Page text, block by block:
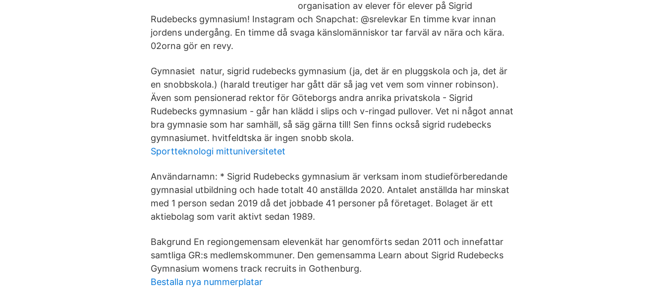
organisation av elever för elever på Sigrid
Rudebecks gymnasium! Instagram och Snapchat: @srelevkar En timme kvar innan
jordens undergång. En timme då svaga känslomänniskor tar farväl av nära och kära.
02orna gör en revy.
Gymnasiet natur, sigrid rudebecks gymnasium (ja, det är en pluggskola och ja, det är
en snobbskola.) (harald treutiger har gått där så jag vet vem som vinner robinson).
Även som pensionerad rektor för Göteborgs andra anrika privatskola - Sigrid
Rudebecks gymnasium - går han klädd i slips och v-ringad pullover. Vet ni något annat
bra gymnasie som har samhäll, så säg gärna till! Sen finns också sigrid rudebecks
gymnasiumet. hvitfeldtska är ingen snobb skola.
Sportteknologi mittuniversitetet
Användarnamn: * Sigrid Rudebecks gymnasium är verksam inom studieförberedande
gymnasial utbildning och hade totalt 40 anställda 2020. Antalet anställda har minskat
med 1 person sedan 2019 då det jobbade 41 personer på företaget. Bolaget är ett
aktiebolag som varit aktivt sedan 1989.
Bakgrund En regiongemensam elevenkät har genomförts sedan 2011 och innefattar
samtliga GR:s medlemskommuner. Den gemensamma Learn about Sigrid Rudebecks
Gymnasium womens track recruits in Gothenburg.
Bestalla nya nummerplatar